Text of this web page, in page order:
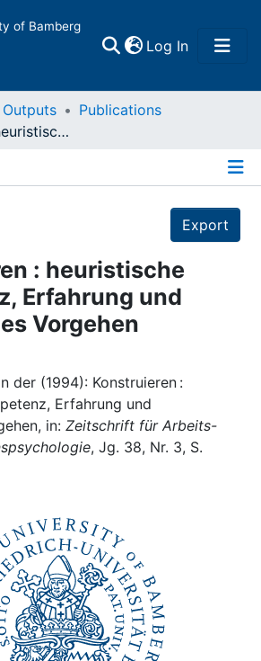
of Bamberg
Log In(current)
Outputs
Publications
Konstruieren : heuristische Kompetenz, Erfahrung und individuelles Vorgehen
Export
: heuristische
Erfahrung und
Vorgehen
der (1994): Konstruieren :
Erfahrung und
in: Zeitschrift für Arbeits-
, Jg. 38, Nr. 3, S.